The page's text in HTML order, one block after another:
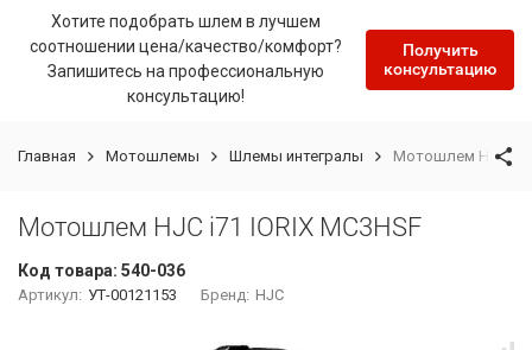
Хотите подобрать шлем в лучшем
соотношении цена/качество/комфорт?
Запишитесь на профессиональную
консультацию!
Получить
консультацию
Главная Мотошлемы Шлемы интегралы Мотошлем HJC i71
Мотошлем HJC i71 IORIX MC3HSF
Код товара: 540-036
Артикул: УТ-00121153 Бренд: HJC